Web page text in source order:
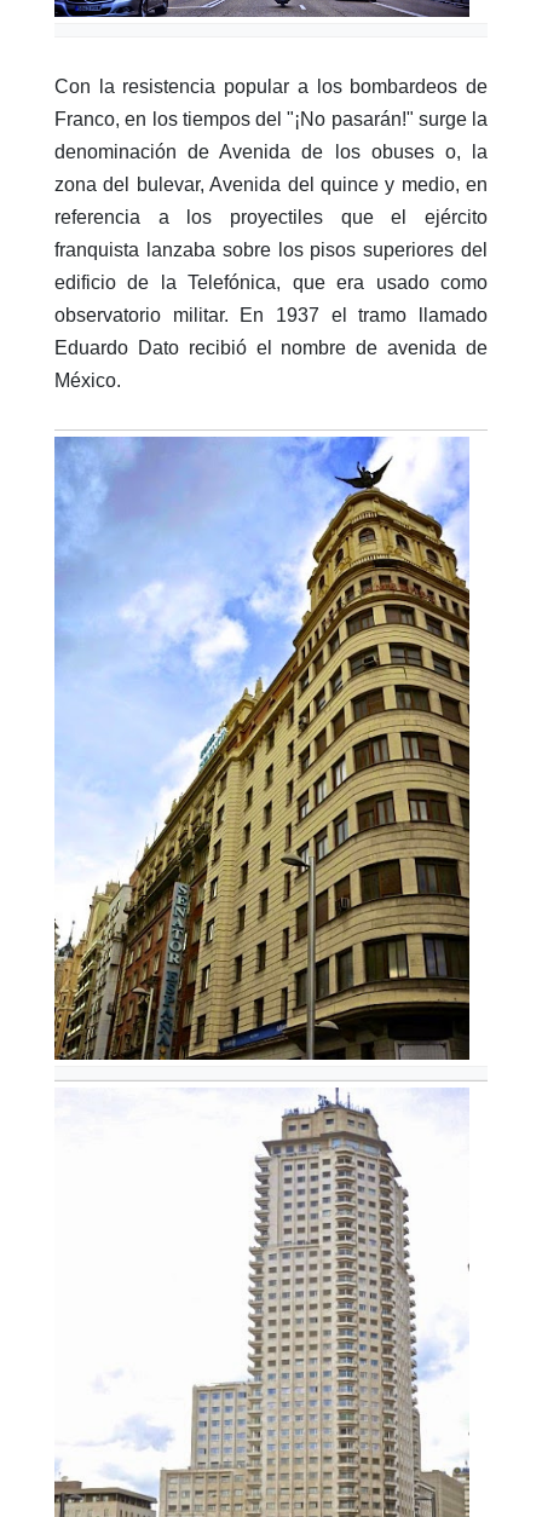
Con la resistencia popular a los bombardeos de
Franco, en los tiempos del "¡No pasarán!" surge la
denominación de Avenida de los obuses o, la
zona del bulevar, Avenida del quince y medio, en
referencia a los proyectiles que el ejército
franquista lanzaba sobre los pisos superiores del
edificio de la Telefónica, que era usado como
observatorio militar. En 1937 el tramo llamado
Eduardo Dato recibió el nombre de avenida de
México.